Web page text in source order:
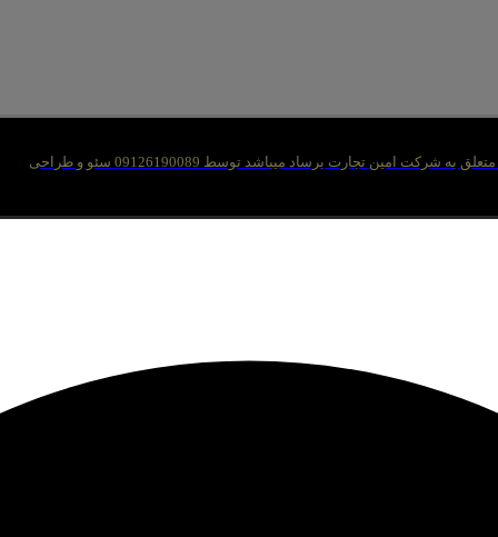
شرکت امین تجارت برساد میباشد توسط 09126190089 سئو و طراحی